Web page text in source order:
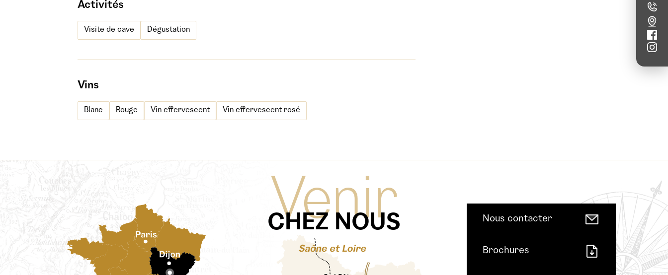
Activités
Visite de cave Dégustation
Vins
Blanc Rouge Vin effervescent Vin effervescent rosé
Venir
CHEZ NOUS Nous contacter
Brochures